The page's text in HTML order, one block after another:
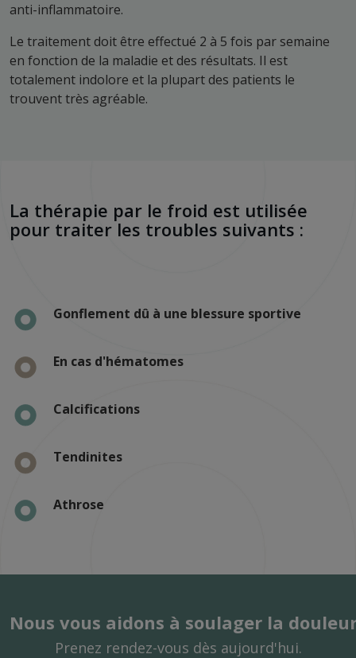
anti-inflammatoire.
Le traitement doit être effectué 2 à 5 fois par semaine
en fonction de la maladie et des résultats. Il est
totalement indolore et la plupart des patients le
trouvent très agréable.
La thérapie par le froid est utilisée
pour traiter les troubles suivants :
Gonflement dû à une blessure sportive
En cas d'hématomes
Calcifications
Tendinites
Athrose
Nous vous aidons à soulager la
Prenez rendez-vous dès aujourd'hui.